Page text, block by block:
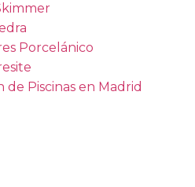
Porcelánico
de Piscinas en Madrid